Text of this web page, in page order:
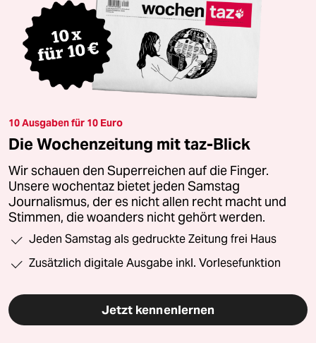
10 Ausgaben für 10 Euro
Die Wochenzeitung mit taz-Blick
Wir schauen den Superreichen auf die Finger.
Unsere wochentaz bietet jeden Samstag
Journalismus, der es nicht allen recht macht und
Stimmen, die woanders nicht gehört werden.
Jeden Samstag als gedruckte Zeitung frei Haus
Zusätzlich digitale Ausgabe inkl. Vorlesefunktion
Jetzt kennenlernen